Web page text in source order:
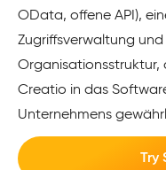
OData, offene API),
Zugriffsverwaltung
Organisationsstruktur,
Creatio in das
Unternehmens
Try